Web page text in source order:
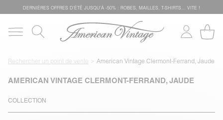
DERNIÈRES OFFRES D'ÉTÊ JUSQU'À -50% : ROBES, MAILLES, T-SHIRTS... VITE !
Rechercher un point de vente American Vintage Clermont-Ferrand, Jaude
AMERICAN VINTAGE CLERMONT-FERRAND, JAUDE
COLLECTION